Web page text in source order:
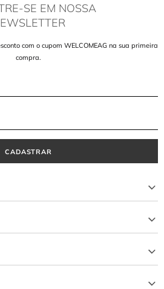
SE EM NOSSA
com o cupom WELCOMEAG na sua primeira
compra.
CADASTRAR